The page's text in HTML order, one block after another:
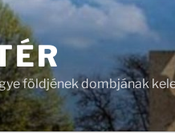
földjének dombjának